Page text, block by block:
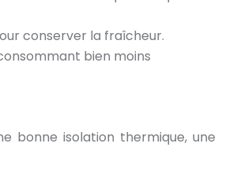
conserver la fraîcheur.
bien moins
bonne isolation thermique, une